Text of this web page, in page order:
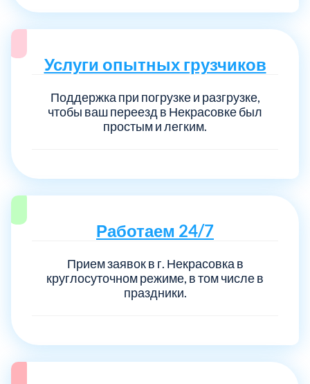
Услуги опытных грузчиков
Поддержка при погрузке и разгрузке,
чтобы ваш переезд в Некрасовке был
простым и легким.
Работаем 24/7
Прием заявок в г. Некрасовка в
круглосуточном режиме, в том числе в
праздники.